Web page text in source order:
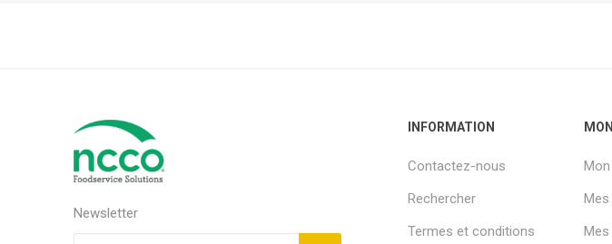
Newsletter
INFORMATION
Contactez-nous
Rechercher
Termes et conditions